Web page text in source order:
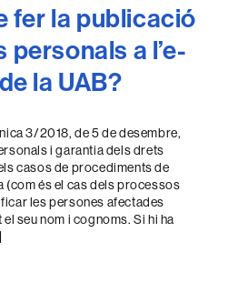
fer la publicació
personals a l’e-
la UAB?
3/2018, de 5 de desembre,
i garantia dels drets
casos de procediments de
és el cas dels processos
les persones afectades
seu nom i cognoms. Si hi ha